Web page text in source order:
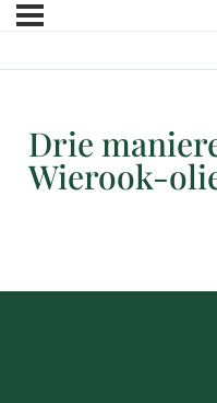
Drie
Wierook-